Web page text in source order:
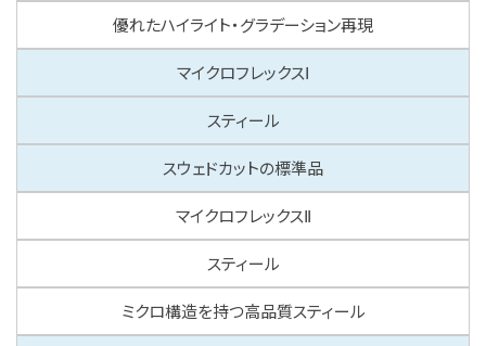
優れたハイライト・グラデーション再現
マイクロフレックスⅠ
スティール
スウェドカットの標準品
マイクロフレックスⅡ
スティール
ミクロ構造を持つ高品質スティール